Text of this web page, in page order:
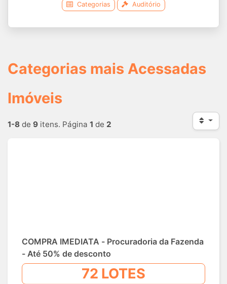
Categorias Auditório
Categorias mais Acessadas
Imóveis
1-8 de 9 itens. Página 1 de 2
COMPRA IMEDIATA - Procuradoria da Fazenda
- Até 50% de desconto
72 LOTES